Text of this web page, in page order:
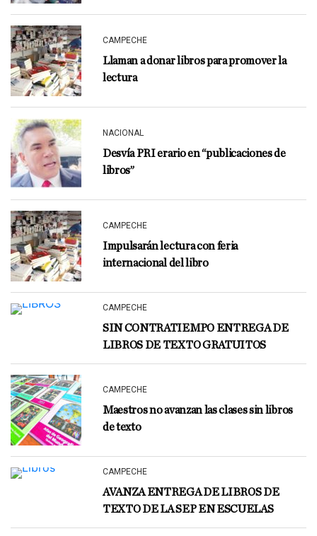
CAMPECHE
Llaman a donar libros para promover la
lectura
NACIONAL
Desvía PRI erario en “publicaciones de
libros”
CAMPECHE
Impulsarán lectura con feria
internacional del libro
CAMPECHE
SIN CONTRATIEMPO ENTREGA DE
LIBROS DE TEXTO GRATUITOS
CAMPECHE
Maestros no avanzan las clases sin libros
de texto
CAMPECHE
AVANZA ENTREGA DE LIBROS DE
TEXTO DE LA SEP EN ESCUELAS